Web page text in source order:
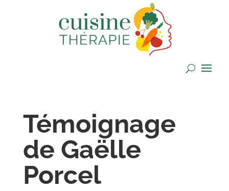
Témoignage
de Gaëlle
Porcel